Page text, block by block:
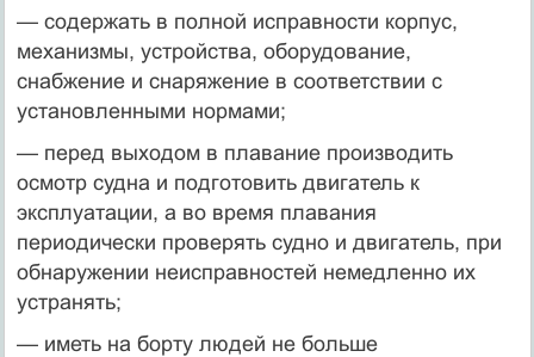
— содержать в полной исправности корпус,
механизмы, устройства, оборудование,
снабжение и снаряжение в соответствии с
установленными нормами;
— перед выходом в плавание производить
осмотр судна и подготовить двигатель к
эксплуатации, а во время плавания
периодически проверять судно и двигатель, при
обнаружении неисправностей немедленно их
устранять;
— иметь на борту людей не больше